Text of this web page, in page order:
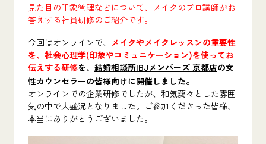
見た目の印象管理などについて、メイクのプロ講師がお
答えする社員研修のご紹介です。
今回はオンラインで、 メイクやメイクレッスンの重要性
を、社会心理学(印象やコミュニケーション)を使ってお
伝えする研修を、 結婚相談所IBJメンバーズ 京都店の女
性カウンセラーの皆様向けに開催しました。
オンラインでの企業研修でしたが、和気藹々とした雰囲
気の中で大盛況となりました。ご参加くださった皆様、
本当にありがとうございました。